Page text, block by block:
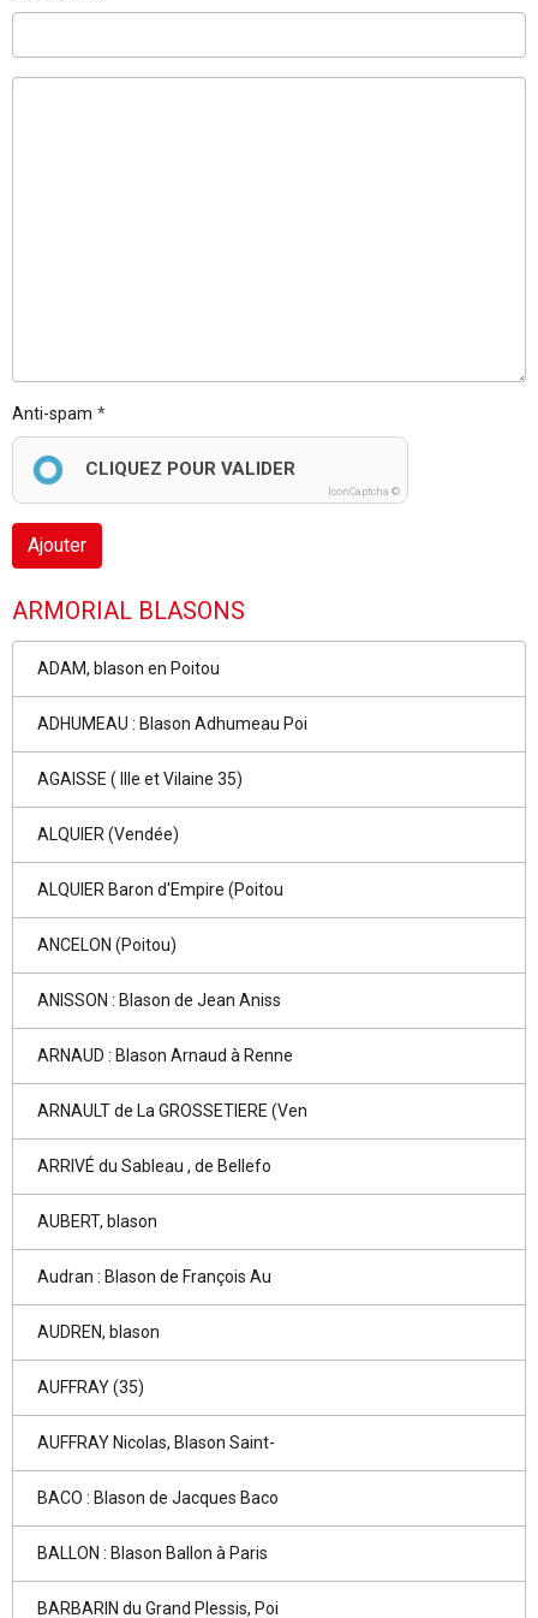
Anti-spam
CLIQUEZ POUR VALIDER
IconCaptcha ©
Ajouter
ARMORIAL BLASONS
ADAM, blason en Poitou
ADHUMEAU : Blason Adhumeau Poi
AGAISSE ( Ille et Vilaine 35)
ALQUIER (Vendée)
ALQUIER Baron d'Empire (Poitou
ANCELON (Poitou)
ANISSON : Blason de Jean Aniss
ARNAUD : Blason Arnaud à Renne
ARNAULT de La GROSSETIERE (Ven
ARRIVÉ du Sableau , de Bellefo
AUBERT, blason
Audran : Blason de François Au
AUDREN, blason
AUFFRAY (35)
AUFFRAY Nicolas, Blason Saint-
BACO : Blason de Jacques Baco
BALLON : Blason Ballon à Paris
BARBARIN du Grand Plessis, Poi